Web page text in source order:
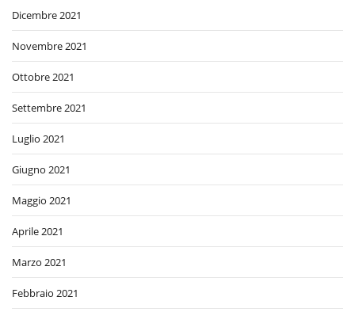
Dicembre 2021
Novembre 2021
Ottobre 2021
Settembre 2021
Luglio 2021
Giugno 2021
Maggio 2021
Aprile 2021
Marzo 2021
Febbraio 2021